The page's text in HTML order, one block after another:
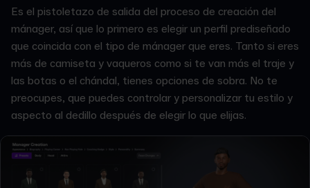
Es el pistoletazo de salida del proceso de creación del
mánager, así que lo primero es elegir un perfil prediseñado
que coincida con el tipo de mánager que eres. Tanto si eres
más de camiseta y vaqueros como si te van más el traje y
las botas o el chándal, tienes opciones de sobra. No te
preocupes, que puedes controlar y personalizar tu estilo y
aspecto al dedillo después de elegir lo que elijas.